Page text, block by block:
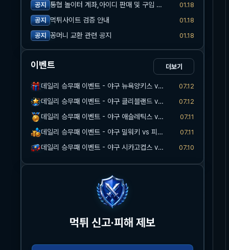
공지 통협 놀이터 계좌,아이디 판매 및 구입 관련 공지 01.18
공지 먹튀사이트 검증 안내 01.18
공지 꽁머니 교환 관련 공지 01.18
이벤트 더보기
데일리 승무패 이벤트 - 야구 뉴욕양키스 vs 워싱턴 07.12
데일리 승무패 이벤트 - 야구 클리블랜드 vs 마이애미 07.12
데일리 승무패 이벤트 - 야구 애슬레틱스 vs 시카고화이트삭스 07.11
데일리 승무패 이벤트 - 야구 밀워키 vs 피츠버그 07.11
데일리 승무패 이벤트 - 야구 시카고컵스 vs 신시내티 07.10
먹튀 신고·피해 제보